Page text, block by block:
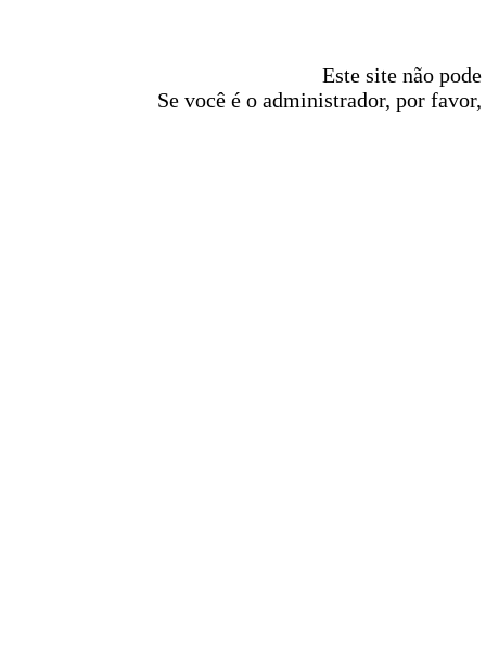
Este site não
Se você é o administrador, por